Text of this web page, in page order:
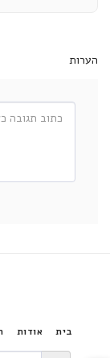
הערות
בית אודות